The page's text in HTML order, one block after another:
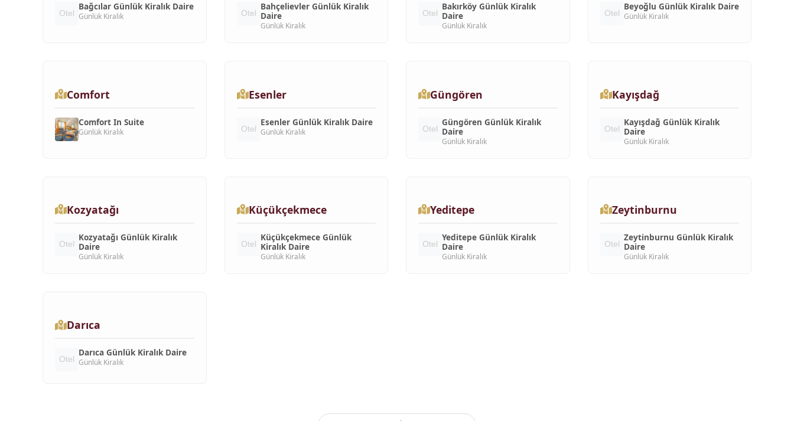
Bağcılar Günlük Kiralık Daire
Günlük Kiralık
Bahçelievler Günlük Kiralık
Daire
Günlük Kiralık
Bakırköy Günlük Kiralık
Daire
Günlük Kiralık
Beyoğlu Günlük Kiralık Daire
Günlük Kiralık
Comfort
Comfort In Suite
Günlük Kiralık
Esenler
Esenler Günlük Kiralık Daire
Günlük Kiralık
Güngören
Güngören Günlük Kiralık
Daire
Günlük Kiralık
Kayışdağ
Kayışdağ Günlük Kiralık
Daire
Günlük Kiralık
Kozyatağı
Kozyatağı Günlük Kiralık
Daire
Günlük Kiralık
Küçükçekmece
Küçükçekmece Günlük
Kiralık Daire
Günlük Kiralık
Yeditepe
Yeditepe Günlük Kiralık
Daire
Günlük Kiralık
Zeytinburnu
Zeytinburnu Günlük Kiralık
Daire
Günlük Kiralık
Darıca
Darıca Günlük Kiralık Daire
Günlük Kiralık